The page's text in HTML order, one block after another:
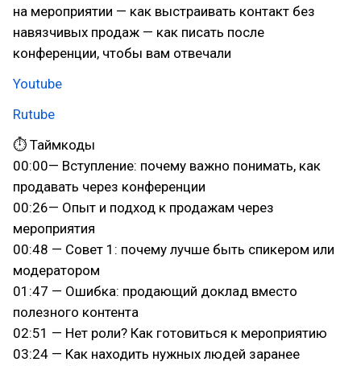
на мероприятии — как выстраивать контакт без
навязчивых продаж — как писать после
конференции, чтобы вам отвечали
Youtube
Rutube
⏱ Таймкоды
00:00— Вступление: почему важно понимать, как
продавать через конференции
00:26— Опыт и подход к продажам через
мероприятия
00:48 — Совет 1: почему лучше быть спикером или
модератором
01:47 — Ошибка: продающий доклад вместо
полезного контента
02:51 — Нет роли? Как готовиться к мероприятию
03:24 — Как находить нужных людей заранее